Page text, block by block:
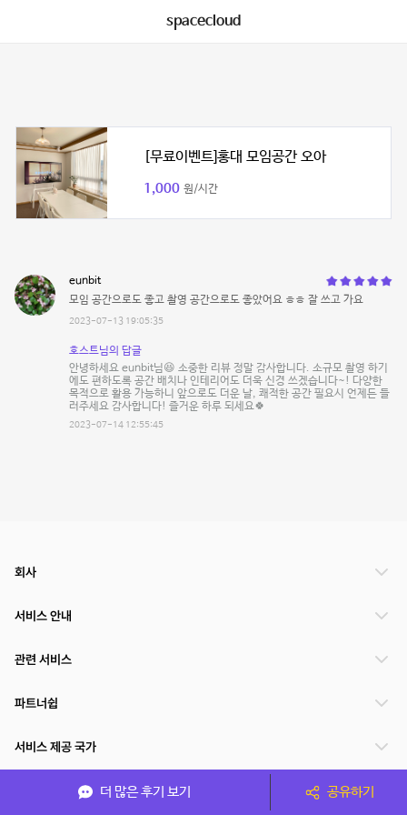
spacecloud
[무료이벤트]홍대 모임공간 오아
1,000 원/시간
eunbit
모임 공간으로도 좋고 촬영 공간으로도 좋았어요 ㅎㅎ 잘 쓰고 가요
2023-07-13 19:05:35
호스트님의 답글
안녕하세요 eunbit님😆 소중한 리뷰 정말 감사합니다. 소규모 촬영 하기
에도 편하도록 공간 배치나 인테리어도 더욱 신경 쓰겠습니다~! 다양한
목적으로 활용 가능하니 앞으로도 더운 날, 쾌적한 공간 필요시 언제든 들
러주세요 감사합니다! 즐거운 하루 되세요🍀
2023-07-14 12:55:45
더 많은 후기 보기 공유하기
회사
서비스 안내
관련 서비스
파트너쉽
서비스 제공 국가